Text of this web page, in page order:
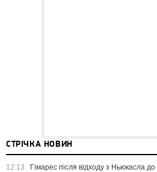
СТРІЧКА НОВИН
12:13
Гімарес після відходу з Ньюкасла